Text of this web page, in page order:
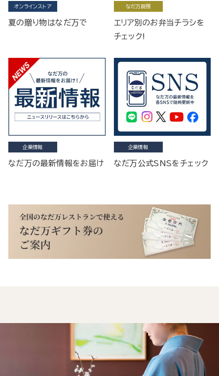
オンラインストア
夏の贈り物はなだ万で
なだ万厨房
エリア別のお弁当チラシを
チェック!
企業情報
なだ万の最新情報をお届け
企業情報
なだ万公式SNSをチェック